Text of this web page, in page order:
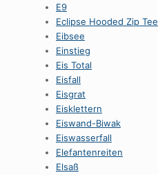
E9
Eclipse Hooded Zip Tee
Eibsee
Einstieg
Eis Total
Eisfall
Eisgrat
Eisklettern
Eiswand-Biwak
Eiswasserfall
Elefantenreiten
Elsaß